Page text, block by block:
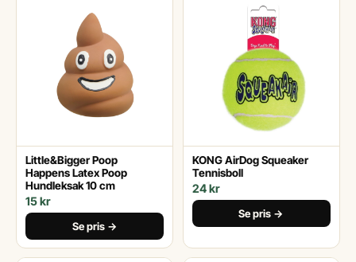
Little&Bigger Poop
Happens Latex Poop
Hundleksak 10 cm
15 kr
Se pris →
KONG AirDog Squeaker
Tennisboll
24 kr
Se pris →